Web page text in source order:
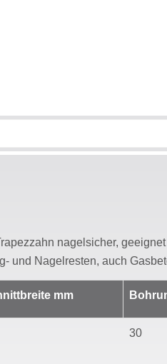
nagelsicher,
und Nagelresten, auch
mm
30